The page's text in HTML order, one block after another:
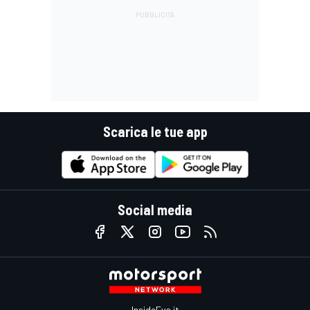
Scarica le tue app
Social media